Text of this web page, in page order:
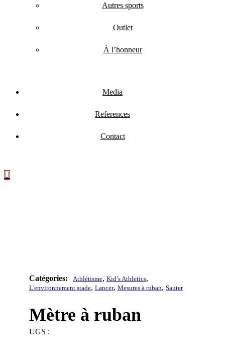
Autres sports
Outlet
À l’honneur
Media
References
Contact
Athlétisme, Kid’s Athletics,
L'environnement stade, Lancer, Mesures à ruban, Sauter
Mètre à ruban
UGS :